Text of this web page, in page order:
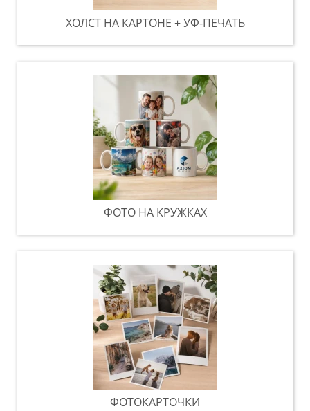
ХОЛСТ НА КАРТОНЕ + УФ-ПЕЧАТЬ
ФОТО НА КРУЖКАХ
ФОТОКАРТОЧКИ